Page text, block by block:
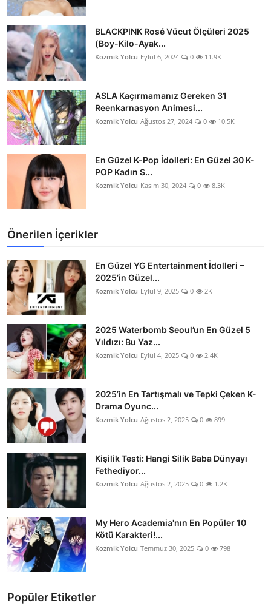
BLACKPINK Rosé Vücut Ölçüleri 2025
(Boy-Kilo-Ayak...
Kozmik Yolcu Eylül 6, 2024 0 11.9K
ASLA Kaçırmamanız Gereken 31
Reenkarnasyon Animesi...
Kozmik Yolcu Ağustos 27, 2024 0 10.5K
En Güzel K-Pop İdolleri: En Güzel 30 K-
POP Kadın S...
Kozmik Yolcu Kasım 30, 2024 0 8.3K
Önerilen İçerikler
En Güzel YG Entertainment İdolleri –
2025’in Güzel...
Kozmik Yolcu Eylül 9, 2025 0 2K
2025 Waterbomb Seoul’un En Güzel 5
Yıldızı: Bu Yaz...
Kozmik Yolcu Eylül 4, 2025 0 2.4K
2025’in En Tartışmalı ve Tepki Çeken K-
Drama Oyunc...
Kozmik Yolcu Ağustos 2, 2025 0 899
Kişilik Testi: Hangi Silik Baba Dünyayı
Fethediyor...
Kozmik Yolcu Ağustos 2, 2025 0 1.2K
My Hero Academia'nın En Popüler 10
Kötü Karakteri!...
Kozmik Yolcu Temmuz 30, 2025 0 798
Popüler Etiketler